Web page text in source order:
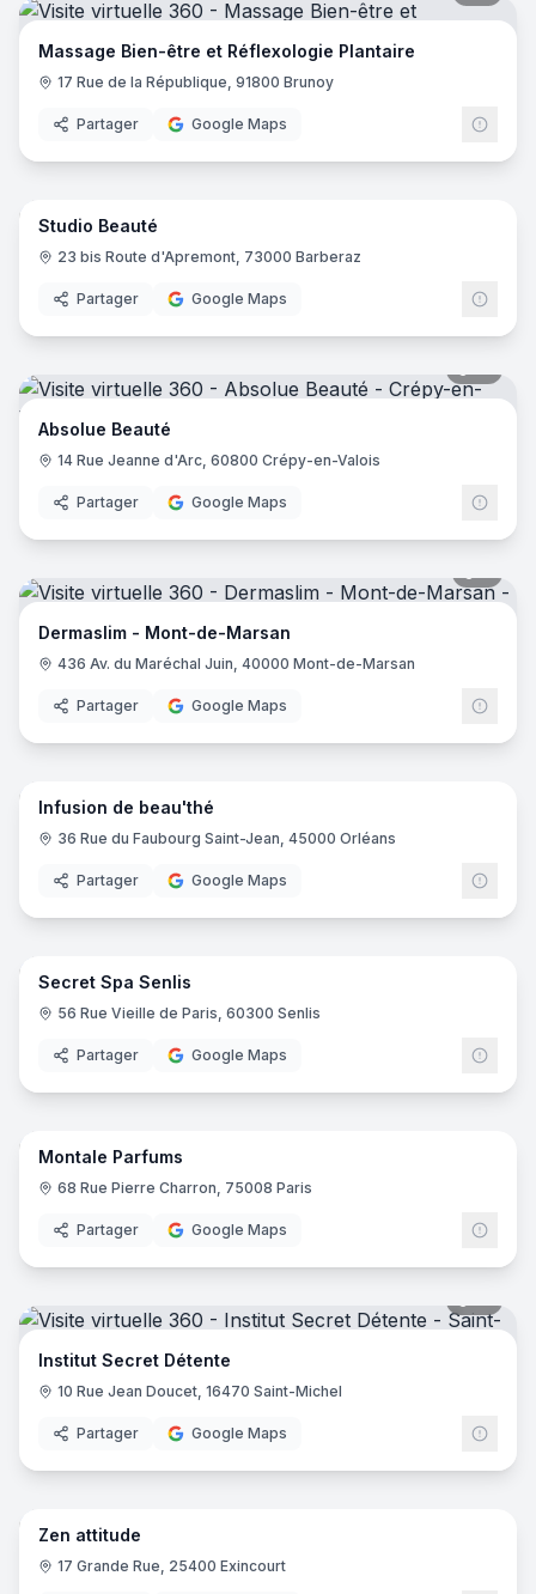
Massage Bien-être et Réflexologie Plantaire
17 Rue de la République, 91800 Brunoy
Partager Google Maps
17
Studio Beauté
23 bis Route d'Apremont, 73000 Barberaz
Partager Google Maps
Absolue Beauté
14 Rue Jeanne d'Arc, 60800 Crépy-en-Valois
Partager Google Maps
Dermaslim - Mont-de-Marsan
436 Av. du Maréchal Juin, 40000 Mont-de-Marsan
Partager Google Maps
9
Infusion de beau'thé
36 Rue du Faubourg Saint-Jean, 45000 Orléans
Partager Google Maps
12
Secret Spa Senlis
56 Rue Vieille de Paris, 60300 Senlis
Partager Google Maps
17
Montale Parfums
68 Rue Pierre Charron, 75008 Paris
Partager Google Maps
Institut Secret Détente
10 Rue Jean Doucet, 16470 Saint-Michel
Partager Google Maps
19
Zen attitude
17 Grande Rue, 25400 Exincourt